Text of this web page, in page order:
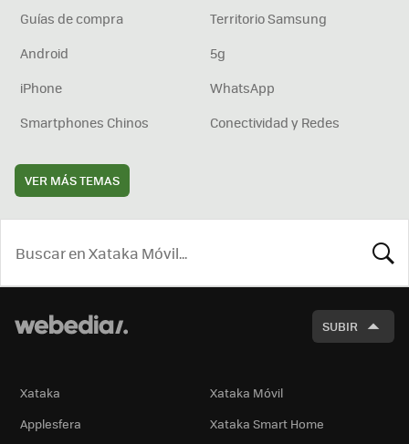
Guías de compra
Territorio Samsung
Android
5g
iPhone
WhatsApp
Smartphones Chinos
Conectividad y Redes
VER MÁS TEMAS
SUBIR
Xataka
Xataka Móvil
Applesfera
Xataka Smart Home